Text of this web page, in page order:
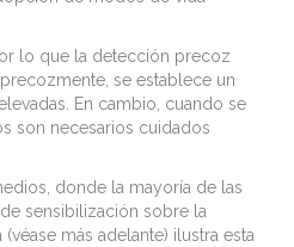
lo que la detección precoz
se establece un
En cambio, cuando se
son necesarios cuidados
donde la mayoría de las
sensibilización sobre la
más adelante) ilustra esta